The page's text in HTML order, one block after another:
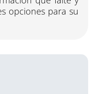
opciones para su